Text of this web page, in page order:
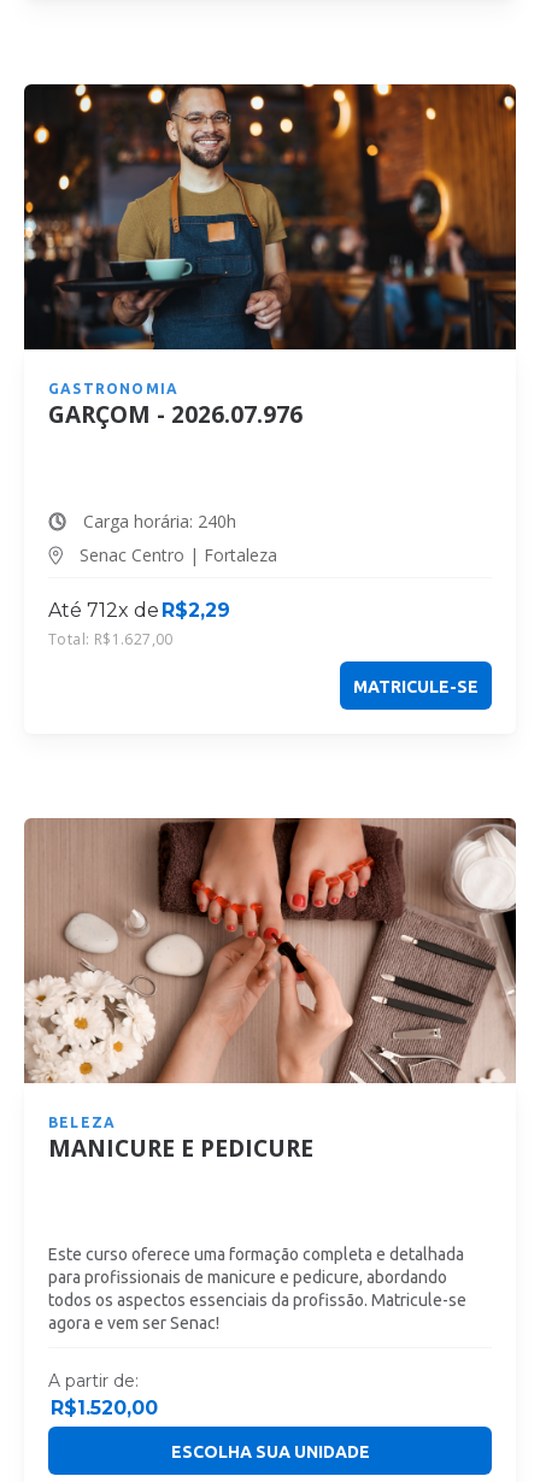
GASTRONOMIA
GARÇOM - 2026.07.976
Carga horária: 240h
Senac Centro | Fortaleza
Até 712x de R$2,29
Total: R$1.627,00
MATRICULE-SE
BELEZA
MANICURE E PEDICURE
Este curso oferece uma formação completa e detalhada
para profissionais de manicure e pedicure, abordando
todos os aspectos essenciais da profissão. Matricule-se
agora e vem ser Senac!
A partir de:
R$1.520,00
ESCOLHA SUA UNIDADE